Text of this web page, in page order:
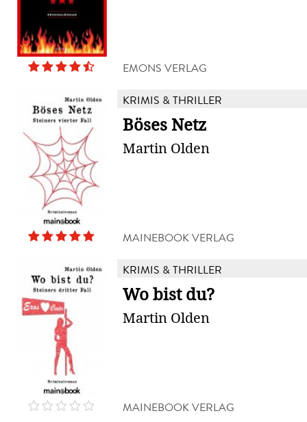
EMONS VERLAG
KRIMIS & THRILLER
Böses Netz
Martin Olden
MAINEBOOK VERLAG
KRIMIS & THRILLER
Wo bist du?
Martin Olden
MAINEBOOK VERLAG